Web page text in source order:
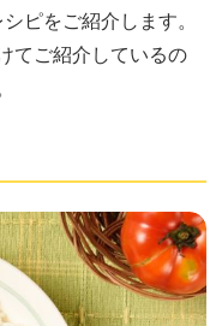
ピをご紹介します。
てご紹介しているの